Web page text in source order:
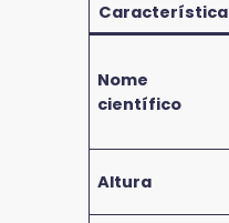
Característica
Nome
científico
Altura